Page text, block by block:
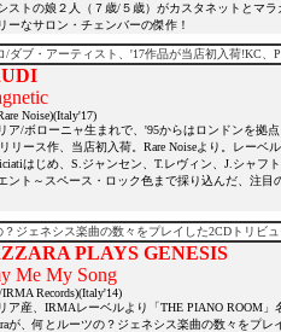
ストの娘２人（７歳/５歳）がカスタネットとマ
ーなサロン・チェンバーの傑作！
ダブ・アーティスト、'17作品が当店初入荷!KC、
Noise)(Italy'17)
ア/ボローニャ生まれで、'95からはロンドンを拠
リース作、当店初入荷。Rare Noiseより。レー
はじめ、S.ジャンセン、T.レヴィン、J.シャフ
ント～スペース・ロック色まで採り込んだ、注目
？ジェネシス楽曲の数々をプレイした2CDトリビ
PLAYS GENESIS
Me My Song
Records)(Italy'14)
ア産、IRMAレーベルより「THE PIANO ROOM
が、何とルーツの？ジェネシス楽曲の数々をプ